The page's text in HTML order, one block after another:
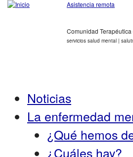
Asistencia remota
Comunidad
servicios salud mental |
Noticias
La enfermedad
¿Qué hemos
¿Cuáles hay?